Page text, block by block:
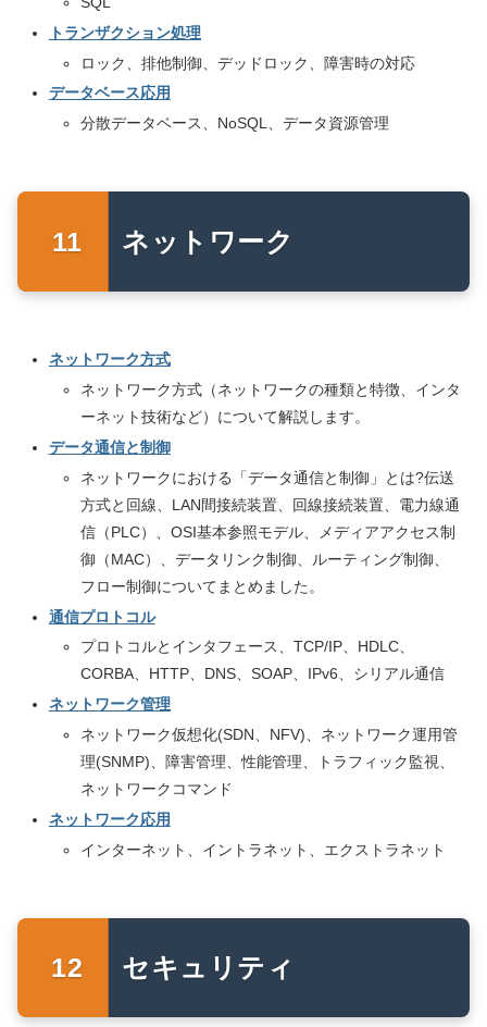
トランザクション処理
ロック、排他制御、デッドロック、障害時の対応
データベース応用
分散データベース、NoSQL、データ資源管理
ネットワーク
ネットワーク方式
ネットワーク方式（ネットワークの種類と特徴、インタ
ーネット技術など）について解説します。
データ通信と制御
ネットワークにおける「データ通信と制御」とは?伝送
方式と回線、LAN間接続装置、回線接続装置、電力線通
信（PLC）、OSI基本参照モデル、メディアアクセス制
御（MAC）、データリンク制御、ルーティング制御、
フロー制御についてまとめました。
通信プロトコル
プロトコルとインタフェース、TCP/IP、HDLC、
CORBA、HTTP、DNS、SOAP、IPv6、シリアル通信
ネットワーク管理
ネットワーク仮想化(SDN、NFV)、ネットワーク運用管
理(SNMP)、障害管理、性能管理、トラフィック監視、
ネットワークコマンド
ネットワーク応用
インターネット、イントラネット、エクストラネット
セキュリティ